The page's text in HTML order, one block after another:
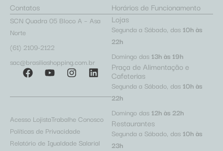
Contatos
SCN Quadra 05 Bloco A – Asa
Norte
(61) 2109-2122
sac@brasiliashopping.com.br
Acesso LojistaTrabalhe Conosco
Políticas de Privacidade
Relatório de Igualdade Salarial
Horários de Funcionamento
Lojas
Segunda a Sábado, das 10h às
22h
Domingo das 13h às 19h
Praça de Alimentação e
Cafeterias
Segunda a Sábado, das 10h às
22h
Domingo das 12h às 22h
Restaurantes
Segunda a Sábado, das 10h às
23h